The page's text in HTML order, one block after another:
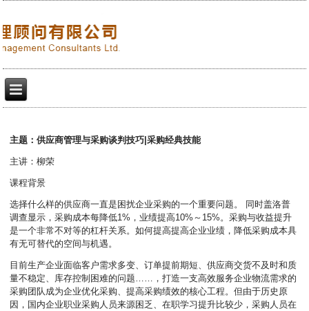
主题：供应商管理与采购谈判技巧|采购经典技能
主讲：柳荣
课程背景
选择什么样的供应商一直是困扰企业采购的一个重要问题。 同时盖洛普
调查显示，采购成本每降低1%，业绩提高10%～15%。采购与收益提升
是一个非常不对等的杠杆关系。如何提高提高企业业绩，降低采购成本具
有无可替代的空间与机遇。
目前生产企业面临客户需求多变、订单提前期短、供应商交货不及时和质
量不稳定、库存控制困难的问题……，打造一支高效服务企业物流需求的
采购团队成为企业优化采购、提高采购绩效的核心工程。但由于历史原
因，国内企业职业采购人员来源困乏、在职学习提升比较少，采购人员在